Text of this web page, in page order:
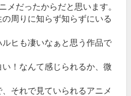
メだったからだと思います。
周りに知らず知らずにいる
ヒも凄いなぁと思う作品で
！なんて感じられるか、微
それで見ていられるアニメ